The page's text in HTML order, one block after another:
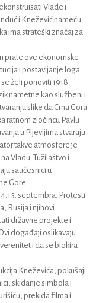
Vlade i
i Knežević nameću
ima strateški značaj za
prate ove ekonomske
i postavljanje loga
želi ponoviti 1918.
nametne kao službeni i
slike da Crna Gora
ratnom zločincu Pavlu
u Pljevljima stvaraju
takve atmosfere je
Vladu. Tužilaštvo i
saučesnici u
Gore.
i 5. septembra. Protesti
Rusija i njihovi
državne projekte i
događaji oslikavaju
i da se blokira
Kneževića, pokušaji
skidanje simbola i
prekida filma i